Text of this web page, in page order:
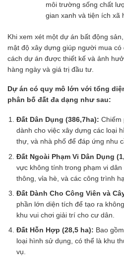
môi trường sống chất
gian xanh và tiện ích xã
Khi xem xét một dự án bất động
mật độ xây dựng giúp người mua
cách dự án được thiết kế và ảnh
hàng ngày và giá trị đầu tư.
Dự án có quy mô lớn với tổng
phân bố đất đa dạng như sau:
Đất Dân Dụng (386,7ha): Chiếm
dành cho việc xây dựng các loại
thự, và nhà phố để đáp ứng nhu
Đất Ngoài Phạm Vi Dân Dụng
vực không tính trong phạm vi
thông, vỉa hè, và các công trình
Đất Dành Cho Công Viên và
phần lớn diện tích để tạo ra
khu vui chơi giải trí cho cư dân.
Đất Hỗn Hợp (28,5 ha): Bao
loại hình sử dụng, có thể là khu
vụ.